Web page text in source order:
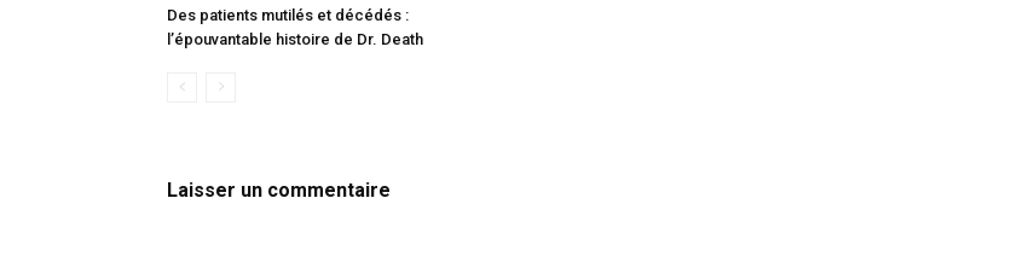
Des patients mutilés et décédés :
l’épouvantable histoire de Dr. Death
Laisser un commentaire